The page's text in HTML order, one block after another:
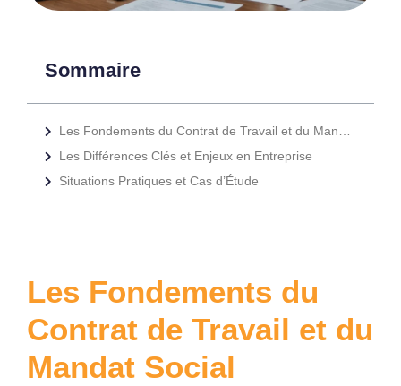
Sommaire
Les Fondements du Contrat de Travail et du Mandat Social
Les Différences Clés et Enjeux en Entreprise
Situations Pratiques et Cas d’Étude
Les Fondements du
Contrat de Travail et du
Mandat Social